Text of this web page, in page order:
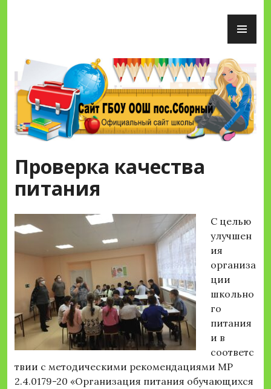
Сайт ГБОУ ООШ пос.Сборный
Проверка качества
питания
С целью
улучшен
ия
организа
ции
школьно
го
питания
и в
соответс
твии с методическими рекомендациями МР
2.4.0179-20 «Организация питания обучающихся